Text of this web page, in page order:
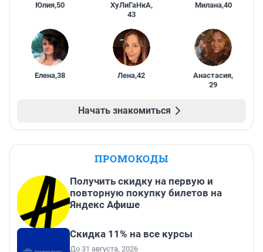
Юлия,50 ХуЛиГаНкА,
43
Милана,40
Елена,38 Лена,42 Анастасия,
29
Начать знакомиться
ПРОМОКОДЫ
Получить скидку на первую и
повторную покупку билетов на
Яндекс Афише
Скидка 11% на все курсы
До 31 августа, 2026